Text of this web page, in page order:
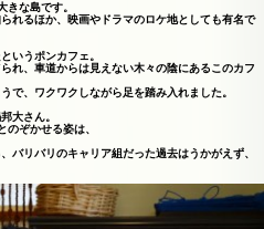
きな島です。
れるほか、映画やドラマのロケ地としても有名で
いうポンカフェ。
れ、車道からは見えない木々の陰にあるこのカフ
で、ワクワクしながら足を踏み入れました。
大さん。
ぞかせる姿は、
バリバリのキャリア組だった過去はうかがえず、